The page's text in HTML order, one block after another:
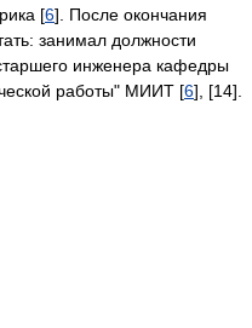
[6]. После окончания
занимал должности
инженера кафедры
работы" МИИТ [6], [14].